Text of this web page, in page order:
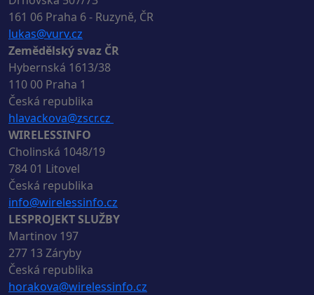
161 06 Praha 6 - Ruzyně, ČR
lukas@vurv.cz
Zemědělský svaz ČR
Hybernská 1613/38
110 00 Praha 1
Česká republika
hlavackova@zscr.cz
WIRELESSINFO
Cholinská 1048/19
784 01 Litovel
Česká republika
info@wirelessinfo.cz
LESPROJEKT SLUŽBY
Martinov 197
277 13 Záryby
Česká republika
horakova@wirelessinfo.cz